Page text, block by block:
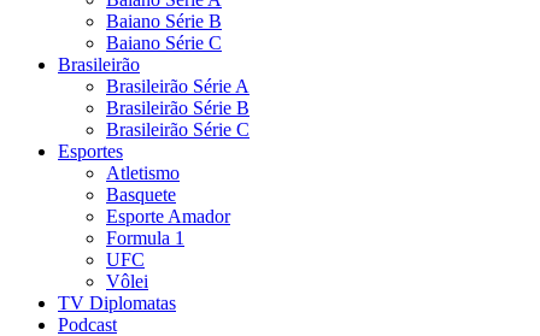
Baiano Série B
Baiano Série C
Brasileirão
Brasileirão Série A
Brasileirão Série B
Brasileirão Série C
Esportes
Atletismo
Basquete
Esporte Amador
Formula 1
UFC
Vôlei
TV Diplomatas
Podcast